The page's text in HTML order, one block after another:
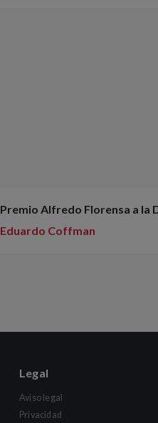
Premio Alfredo Florensa a la
Eduardo Coffman
Legal
Aviso legal
Privacidad